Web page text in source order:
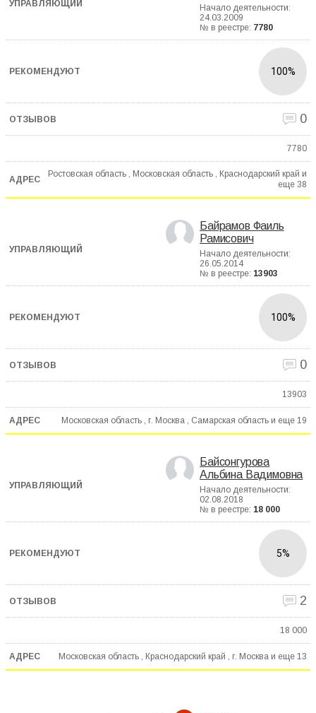
Начало деятельности:
24.03.2009
№ в реестре: 7780
100%
0
7780
Ростовская область , Московская область , Краснодарский край и
еще 38
Байрамов Фаиль
Рамисович
Начало деятельности:
26.05.2014
№ в реестре: 13903
100%
0
13903
Московская область , г. Москва , Самарская область и еще 19
Байсонгурова
Альбина Вадимовна
Начало деятельности:
02.08.2018
№ в реестре: 18 000
5%
2
18 000
Московская область , Краснодарский край , г. Москва и еще 13